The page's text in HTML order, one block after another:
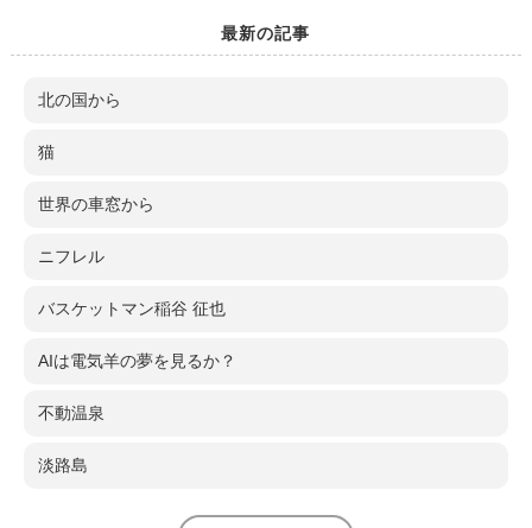
最新の記事
北の国から
猫
世界の車窓から
ニフレル
バスケットマン稲谷 征也
AIは電気羊の夢を見るか？
不動温泉
淡路島